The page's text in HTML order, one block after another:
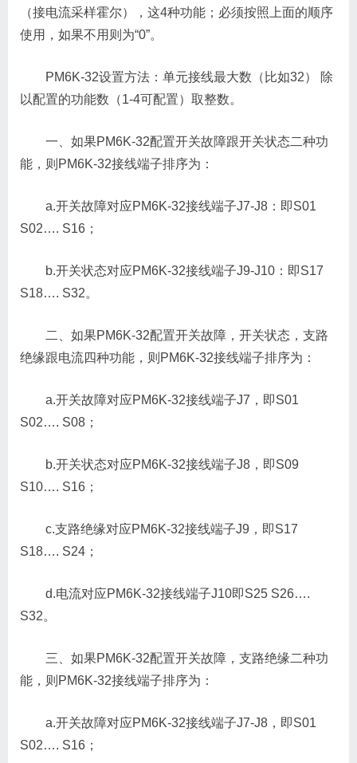
（接电流采样霍尔），这4种功能；必须按照上面的顺序
使用，如果不用则为“0”。
PM6K-32设置方法：单元接线最大数（比如32） 除
以配置的功能数（1-4可配置）取整数。
一、如果PM6K-32配置开关故障跟开关状态二种功
能，则PM6K-32接线端子排序为：
a.开关故障对应PM6K-32接线端子J7-J8：即S01
S02…. S16；
b.开关状态对应PM6K-32接线端子J9-J10：即S17
S18…. S32。
二、如果PM6K-32配置开关故障，开关状态，支路
绝缘跟电流四种功能，则PM6K-32接线端子排序为：
a.开关故障对应PM6K-32接线端子J7，即S01
S02…. S08；
b.开关状态对应PM6K-32接线端子J8，即S09
S10…. S16；
c.支路绝缘对应PM6K-32接线端子J9，即S17
S18…. S24；
d.电流对应PM6K-32接线端子J10即S25 S26….
S32。
三、如果PM6K-32配置开关故障，支路绝缘二种功
能，则PM6K-32接线端子排序为：
a.开关故障对应PM6K-32接线端子J7-J8，即S01
S02…. S16；